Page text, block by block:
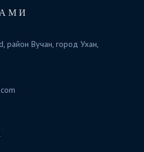
район Вучан, город Ухан,